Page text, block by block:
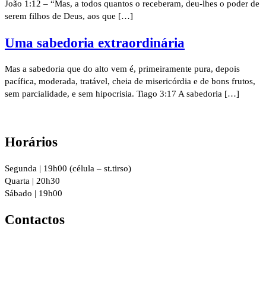
João 1:12 – “Mas, a todos quantos o receberam, deu-lhes o poder de
serem filhos de Deus, aos que […]
Uma sabedoria extraordinária
Mas a sabedoria que do alto vem é, primeiramente pura, depois
pacífica, moderada, tratável, cheia de misericórdia e de bons frutos,
sem parcialidade, e sem hipocrisia. Tiago 3:17 A sabedoria […]
Horários
Segunda | 19h00 (célula – st.tirso)
Quarta | 20h30
Sábado | 19h00
Contactos